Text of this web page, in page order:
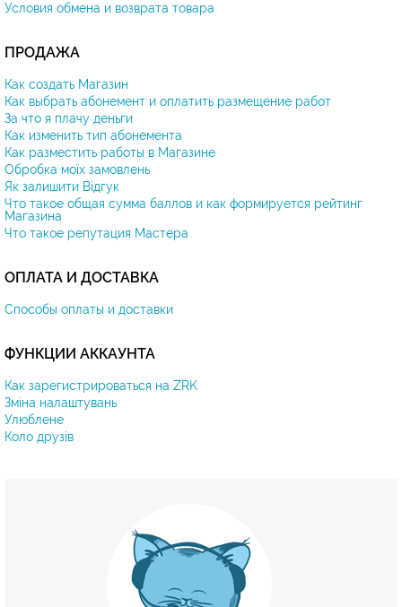
Условия обмена и возврата товара
ПРОДАЖА
Как создать Магазин
Как выбрать абонемент и оплатить размещение работ
За что я плачу деньги
Как изменить тип абонемента
Как разместить работы в Магазине
Обробка моїх замовлень
Як залишити Відгук
Что такое общая сумма баллов и как формируется рейтинг
Магазина
Что такое репутация Мастера
ОПЛАТА И ДОСТАВКА
Способы оплаты и доставки
ФУНКЦИИ АККАУНТА
Как зарегистрироваться на ZRK
Зміна налаштувань
Улюблене
Коло друзів